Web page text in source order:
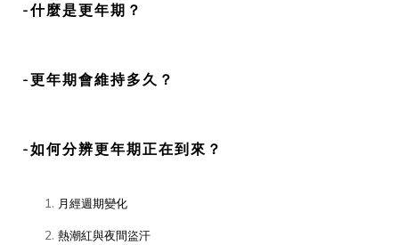
-什麼是更年期？
-更年期會維持多久？
-如何分辨更年期正在到來？
月經週期變化
熱潮紅與夜間盜汗